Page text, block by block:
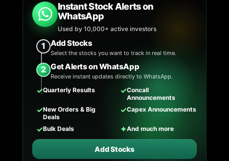
Instant Stock Alerts on
WhatsApp
Used by 10,000+ active investors
1 Add Stocks
Select the stocks you want to track in real time.
2 Get Alerts on WhatsApp
Receive instant updates directly to WhatsApp.
✓Quarterly Results ✓Concall
Announcements
✓New Orders & Big
Deals
✓Capex Announcements
✓Bulk Deals ✦And much more
Add Stocks